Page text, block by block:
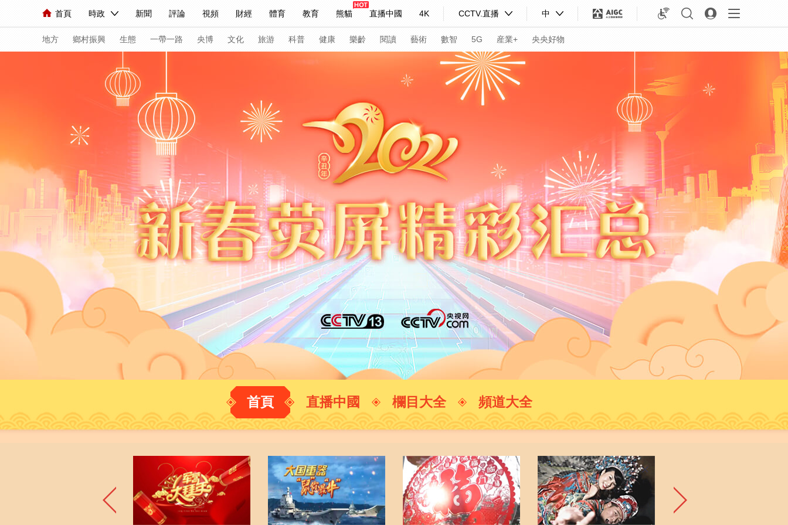
首頁 時政 新聞 評論 視頻 財經 體育 教育 熊貓 直播中國 4K CCTV.直播 中
人民領袖習近平 聯播+ 中國領導人 央視快評 習式妙語 熱解讀 天天學習
直播 片庫 欄目大全 節目單 聽音 微視頻 主持人 下載央視影音
海外頻道 iPanda English Монгол
地方 鄉村振興 生態 一帶一路 央博 文化 旅游 科普 健康 樂齡 閱讀 藝術 數智 5G 産業+ 央央好物
網絡春晚 大型活動
新聞 國際 評論 軍事 科技 法治 文娛 人物 圖片
聯播+ 天天學習 央視快評 央視網評 光華銳評
小央視頻 小央直播 直播中國 熊貓頻道 VR/AR 4K專區
現場 前線 比劃 快看 藍海中國 新兵請入列 人生第一次 人生第二次
體育 直播 競猜 2026年世界盃 2026年冬奧會 CBA NBA 中超 國足 國際足球 網球 綜合體育 亞冬會
VIP會員 CCTV奧林匹克頻道 生活體育大會 體育江湖 文化體育 冰雪道路 足球道路
一帶一路 央博 非遺 文化 健康 樂齡 閱讀 藝術 數智 5G 産業+
大國智造 大國展會 大國保險 雲頂對話 雲起 超級工廠 智敬中國 全民健康 顏選攻略 海洋 時尚 天氣 才藝 網展
CCTV.節目官網 直播 節目單 欄目 片庫 熱播榜 總台企業白名單
首頁 直播中國 欄目大全 頻道大全